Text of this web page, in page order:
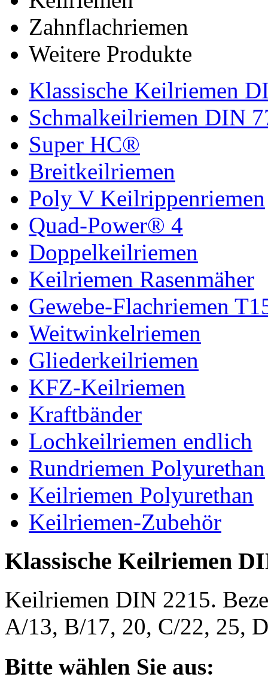
Zahnflachriemen
Weitere Produkte
Klassische Keilriemen
Schmalkeilriemen DIN
Super HC®
Breitkeilriemen
Poly V Keilrippenriemen
Quad-Power® 4
Doppelkeilriemen
Keilriemen Rasenmäher
Gewebe-Flachriemen
Weitwinkelriemen
Gliederkeilriemen
KFZ-Keilriemen
Kraftbänder
Lochkeilriemen endlich
Rundriemen Polyurethan
Keilriemen Polyurethan
Keilriemen-Zubehör
Klassische Keilriemen
Keilriemen DIN 2215.
A/13, B/17, 20, C/22, 25,
Bitte wählen Sie aus: